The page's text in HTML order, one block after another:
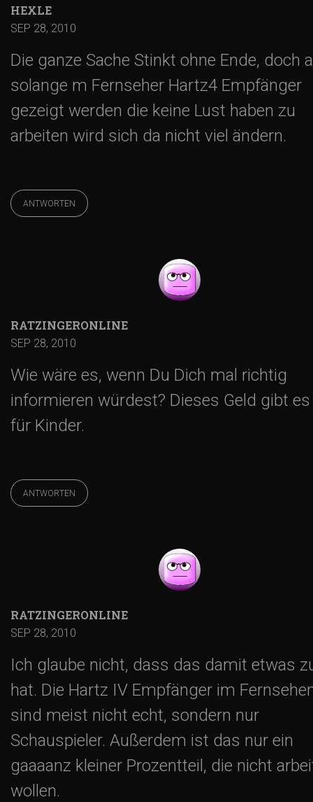
HEXLE
SEP 28, 2010
Die ganze Sache Stinkt ohne Ende, doch
solange m Fernseher Hartz4 Empfänger
gezeigt werden die keine Lust haben zu
arbeiten wird sich da nicht viel ändern.
ANTWORTEN
RATZINGERONLINE
SEP 28, 2010
Wie wäre es, wenn Du Dich mal richtig
informieren würdest? Dieses Geld gibt es
für Kinder.
ANTWORTEN
RATZINGERONLINE
SEP 28, 2010
Ich glaube nicht, dass das damit etwas
hat. Die Hartz IV Empfänger im
sind meist nicht echt, sondern nur
Schauspieler. Außerdem ist das nur ein
gaaaanz kleiner Prozentteil, die nicht
wollen.